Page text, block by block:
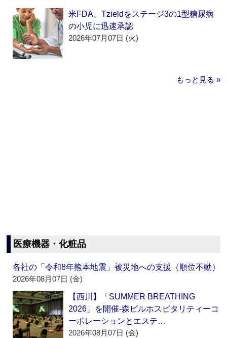
米FDA、Tzieldをステージ3の1型糖尿病
の小児に迅速承認
2026年07月07日 (火)
もっと見る »
医療機器・化粧品
各社の「令和8年熊本地震」被災地への支援（順位不動）
2026年08月07日 (金)
【西川】「SUMMER BREATHING
2026」を開催‐森ビルホスピタリティーコ
ーポレーションとエステ…
2026年08月07日 (金)